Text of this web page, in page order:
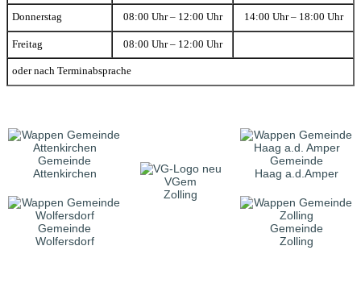
Donnerstag 08:00 Uhr – 12:00 Uhr 14:00 Uhr – 18:00 Uhr
Freitag 08:00 Uhr – 12:00 Uhr
oder nach Terminabsprache
Gemeinde
Attenkirchen
VGem
Zolling
Gemeinde
Haag a.d.Amper
Gemeinde
Wolfersdorf
Gemeinde
Zolling